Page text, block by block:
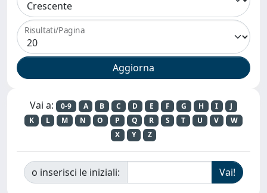
Risultati/Pagina
Vai a: 0-9 A B C D E F G H I
J
K
L M N O P Q R S T U V
W
X
Y Z
o inserisci le iniziali: